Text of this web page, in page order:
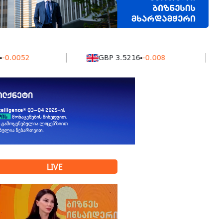
GBP 3.5216 -0.008
LIVE